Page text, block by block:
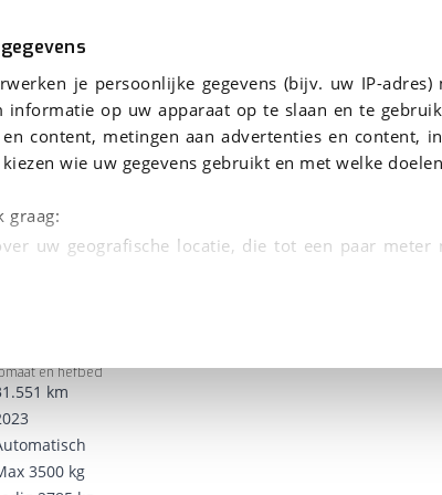
je persoonlijke gegevens (bijv. uw IP-adres)
informatie op uw apparaat op te slaan en te
content, metingen aan advertenties en content,
wie uw gegevens gebruikt en met welke
graag:
uw geografische locatie, die tot een paar meter
toestemming op elk moment wijzigen of
zorgen we voor een betere en meer
dat de website goed werkt. Ook gebruiken we
en hefbed
km
3500 kg